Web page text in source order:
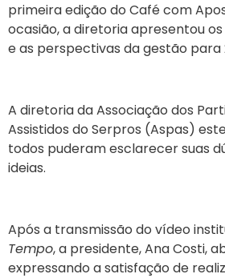
primeira edição do Café com
ocasião, a diretoria apresentou os
e as perspectivas da gestão para
A diretoria da Associação dos
Assistidos do Serpros (Aspas)
todos puderam esclarecer suas
ideias.
Após a transmissão do vídeo
Tempo, a presidente, Ana Costi,
expressando a satisfação de